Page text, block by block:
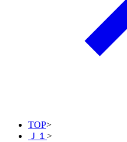
TOP>
Ｊ１ >